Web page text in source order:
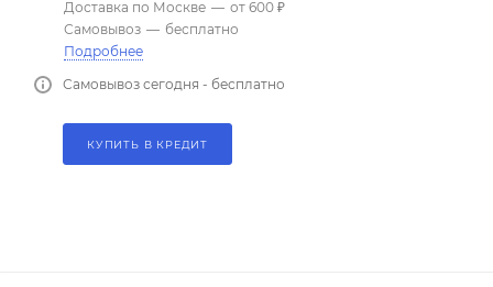
Доставка по Москве — от 600 ₽
Самовывоз — бесплатно
Подробнее
Самовывоз сегодня - бесплатно
КУПИТЬ В КРЕДИТ